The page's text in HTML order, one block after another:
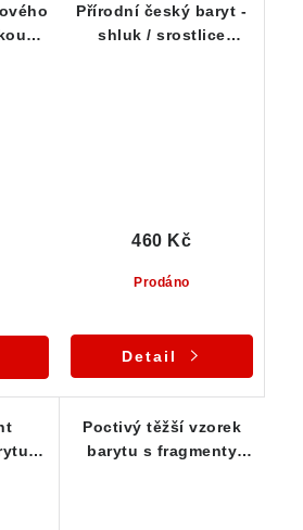
Přírodní český baryt -
shluk / srostlice
Prodáno
460 Kč
Detail
s
Poctivý těžší vzorek
barytu s fragmenty